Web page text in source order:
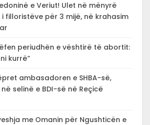
e Veriut! Ulet në mënyrë
filloristëve për 3 mijë, në krahasim
periudhën e vështirë të abortit:
kurrë”
ambasadoren e SHBA-së,
selinë e BDI-së në Reçicë
me Omanin për Ngushticën e